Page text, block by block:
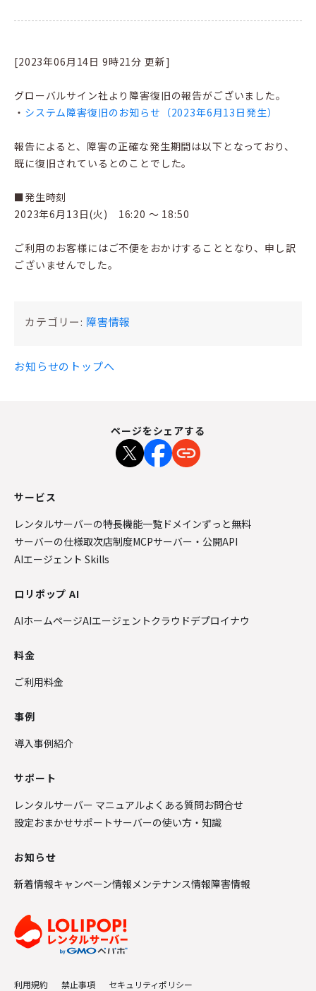
[2023年06月14日 9時21分 更新]
グローバルサイン社より障害復旧の報告がございました。
・ システム障害復旧のお知らせ（2023年6月13日発生）
報告によると、障害の正確な発生期間は以下となっており、
既に復旧されているとのことでした。
■発生時刻
2023年6月13日(火) 16:20 ～ 18:50
ご利用のお客様にはご不便をおかけすることとなり、申し訳
ございませんでした。
カテゴリー: 障害情報
お知らせのトップへ
ページをシェアする
サービス
レンタルサーバーの特長機能一覧 ドメインずっと無料
サーバーの仕様取次店制度MCPサーバー・公開API
AIエージェント Skills
ロリポップ AI
AIホームページAIエージェントクラウドデプロイナウ
料金
ご利用料金
事例
導入事例紹介
サポート
レンタルサーバー マニュアルよくある質問お問合せ
設定おまかせサポートサーバーの使い方・知識
お知らせ
新着情報キャンペーン情報メンテナンス情報障害情報
利用規約 禁止事項
セキュリティポリシー